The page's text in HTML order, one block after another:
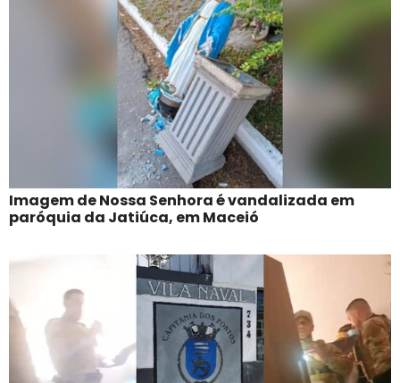
Imagem de Nossa Senhora é vandalizada em
paróquia da Jatiúca, em Maceió